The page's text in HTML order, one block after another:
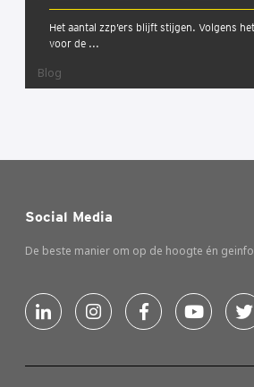
Het aantal zzp’ers blijft stijgen. Volgens
voor de ...
Blog
Social Media
De beste manier om op de hoogte én